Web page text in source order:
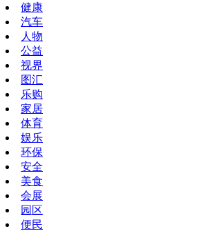
健康
汽车
人物
公益
视界
图汇
乐购
家居
体育
娱乐
环保
安全
美食
会展
园区
便民